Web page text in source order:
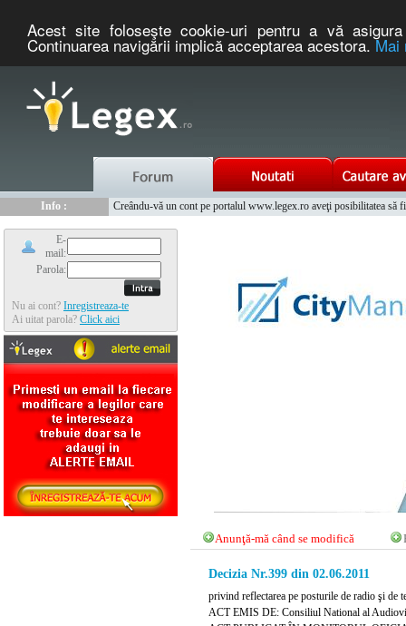
Acest site foloseşte cookie-uri pentru a vă
Continuarea navigării implică acceptarea acestora.Mai
Info :
Creându-vă un cont pe portalul www.legex.ro aveţi posibilitatea să
E-
mail:
Parola:
Nu ai cont? Inregistreaza-te
Ai uitat parola? Click aici
Anunţă-mă când se modifică
Decizia Nr.399 din 02.06.2011
privind reflectarea pe posturile de radio şi de
ACT EMIS DE: Consiliul National al